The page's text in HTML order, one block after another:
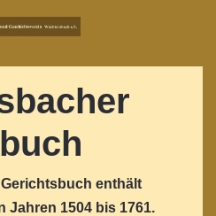
enthält
Jahren 1504 bis 1761.